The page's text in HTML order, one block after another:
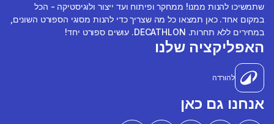
שתמשיכו להנות ממנו! ממחקר ופיתוח ועד ייצור ולוגיסטיקה - הכל
במקום אחד. כאן תמצאו כל מה שצריך כדי להנות מסוגי הספורט השונים,
במחירים ללא תחרות. DECATHLON. עושים ספורט יחד!
האפליקציה שלנו
להורדה
אנחנו גם כאן